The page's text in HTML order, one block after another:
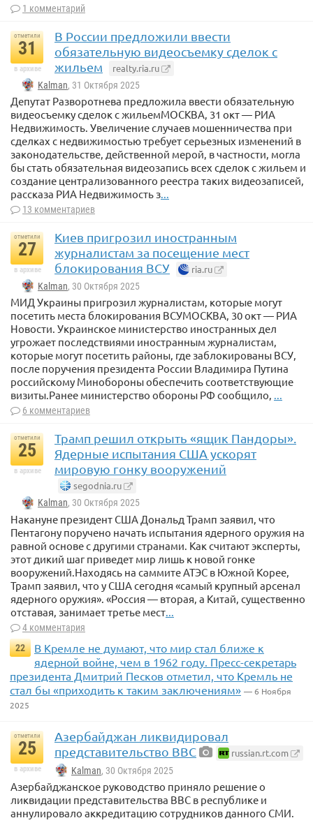
1 комментарий
отметили
31
в архиве
В России предложили ввести
обязательную видеосъемку сделок с
жильем
realty.ria.ru
Kalman, 31 Октября 2025
Депутат Разворотнева предложила ввести обязательную
видеосъемку сделок с жильемМОСКВА, 31 окт — РИА
Недвижимость. Увеличение случаев мошенничества при
сделках с недвижимостью требует серьезных изменений в
законодательстве, действенной мерой, в частности, могла
бы стать обязательная видеозапись всех сделок с жильем и
создание централизованного реестра таких видеозаписей,
рассказа РИА Недвижимость з...
13 комментариев
отметили
27
в архиве
Киев пригрозил иностранным
журналистам за посещение мест
блокирования ВСУ
ria.ru
Kalman, 30 Октября 2025
МИД Украины пригрозил журналистам, которые могут
посетить места блокирования ВСУМОСКВА, 30 окт — РИА
Новости. Украинское министерство иностранных дел
угрожает последствиями иностранным журналистам,
которые могут посетить районы, где заблокированы ВСУ,
после поручения президента России Владимира Путина
российскому Минобороны обеспечить соответствующие
визиты.Ранее министерство обороны РФ сообщило, ...
6 комментариев
отметили
25
в архиве
Трамп решил открыть «ящик Пандоры».
Ядерные испытания США ускорят
мировую гонку вооружений
segodnia.ru
Kalman, 30 Октября 2025
Накануне президент США Дональд Трамп заявил, что
Пентагону поручено начать испытания ядерного оружия на
равной основе с другими странами. Как считают эксперты,
этот дикий шаг приведет мир лишь к новой гонке
вооружений.Находясь на саммите АТЭС в Южной Корее,
Трамп заявил, что у США сегодня «самый крупный арсенал
ядерного оружия». «Россия — вторая, а Китай, существенно
отставая, занимает третье мест
4 комментария
22
В Кремле не думают, что мир стал ближе к
ядерной войне, чем в 1962 году. Пресс-секретарь
президента Дмитрий Песков отметил, что Кремль не
стал бы «приходить к таким заключениям» — 6 Ноября
2025
отметили
25
в архиве
Азербайджан ликвидировал
представительство BBC
russian.rt.com
Kalman, 30 Октября 2025
Азербайджанское руководство приняло решение о
ликвидации представительства BBC в республике и
аннулировало аккредитацию сотрудников данного СМИ.